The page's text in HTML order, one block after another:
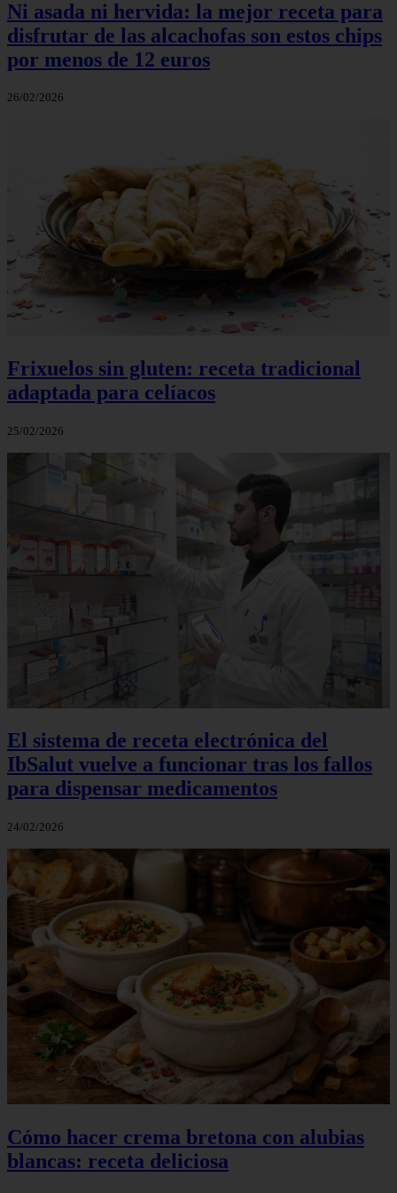
Ni asada ni hervida: la mejor receta para
disfrutar de las alcachofas son estos chips
por menos de 12 euros
26/02/2026
Frixuelos sin gluten: receta tradicional
adaptada para celíacos
25/02/2026
El sistema de receta electrónica del
IbSalut vuelve a funcionar tras los fallos
para dispensar medicamentos
24/02/2026
Cómo hacer crema bretona con alubias
blancas: receta deliciosa